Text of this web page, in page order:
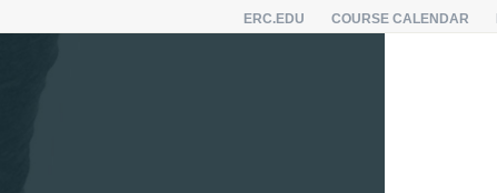
ERC.EDU COURSE CALENDAR